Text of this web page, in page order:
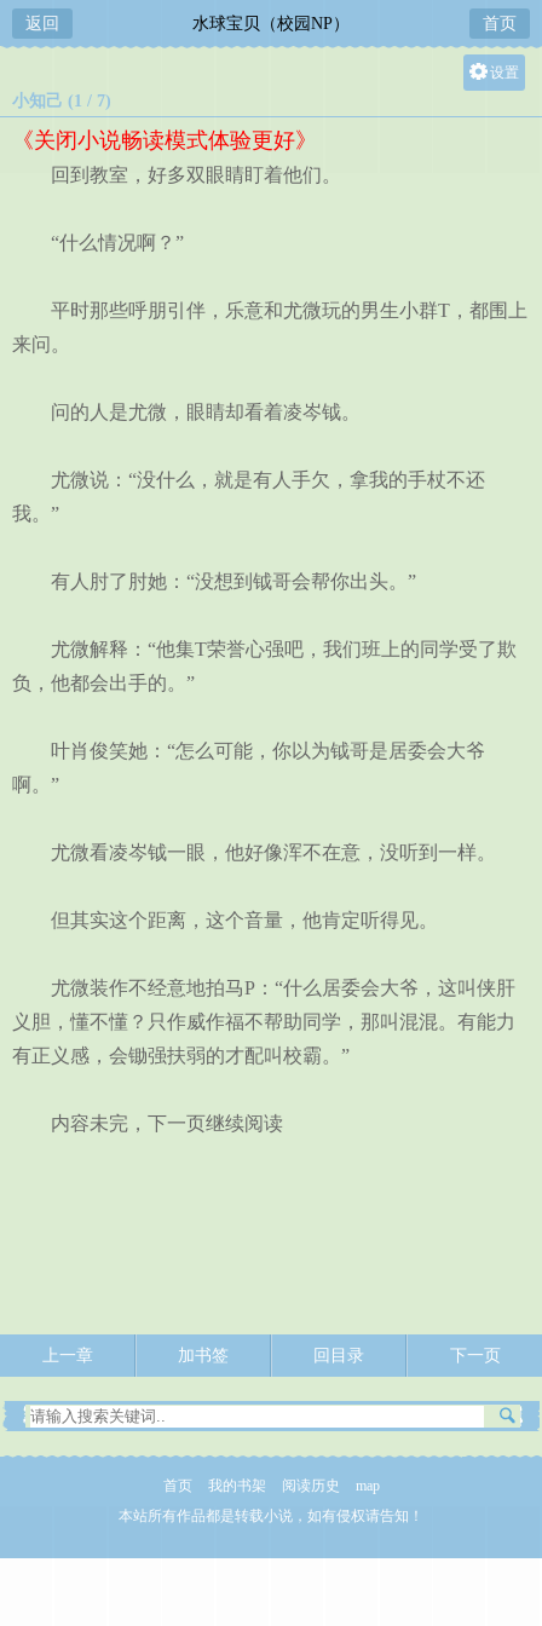
返回 水球宝贝（校园NP） 首页
设置
小知己 (1 / 7)
《关闭小说畅读模式体验更好》
回到教室，好多双眼睛盯着他们。
“什么情况啊？”
平时那些呼朋引伴，乐意和尤微玩的男生小群T，都围上
来问。
问的人是尤微，眼睛却看着凌岑钺。
尤微说：“没什么，就是有人手欠，拿我的手杖不还
我。”
有人肘了肘她：“没想到钺哥会帮你出头。”
尤微解释：“他集T荣誉心强吧，我们班上的同学受了欺
负，他都会出手的。”
叶肖俊笑她：“怎么可能，你以为钺哥是居委会大爷
啊。”
尤微看凌岑钺一眼，他好像浑不在意，没听到一样。
但其实这个距离，这个音量，他肯定听得见。
尤微装作不经意地拍马P：“什么居委会大爷，这叫侠肝
义胆，懂不懂？只作威作福不帮助同学，那叫混混。有能力
有正义感，会锄强扶弱的才配叫校霸。”
内容未完，下一页继续阅读
上一章 加书签 回目录 下一页
首页 我的书架 阅读历史
map
本站所有作品都是转载小说，如有侵权请告知！